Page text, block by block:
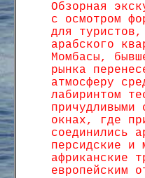
Обзорная
с осмотром
для
арабского
Момбасы,
рынка
атмосферу
лабиринтом
причудливыми
окнах, где
соединились
персидские и
африканские
европейским